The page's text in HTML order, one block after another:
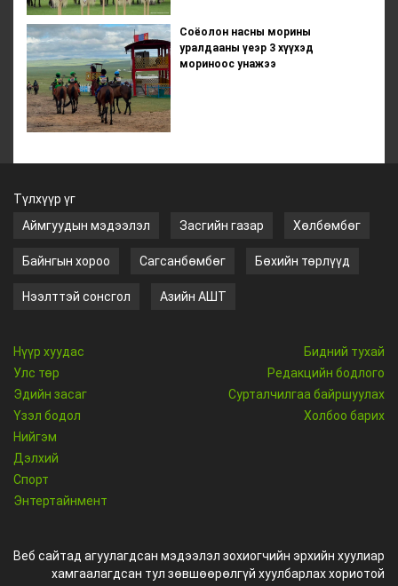
Соёолон насны морины
уралдааны үеэр 3 хүүхэд
мориноос унажээ
Түлхүүр үг
Аймгуудын мэдээлэл
Засгийн газар Хөлбөмбөг
Байнгын хороо Сагсанбөмбөг Бөхийн төрлүүд
Нээлттэй сонсгол Азийн АШТ
Нүүр хуудас
Улс төр
Эдийн засаг
Үзэл бодол
Нийгэм
Дэлхий
Спорт
Энтертайнмент
Бидний тухай
Редакцийн бодлого
Сурталчилгаа байршуулах
Холбоо барих
Веб сайтад агуулагдсан мэдээлэл зохиогчийн эрхийн хуулиар
хамгаалагдсан тул зөвшөөрөлгүй хуулбарлах хориотой